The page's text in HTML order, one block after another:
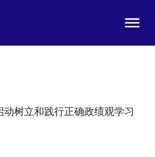
树立和践行正确政绩观学习